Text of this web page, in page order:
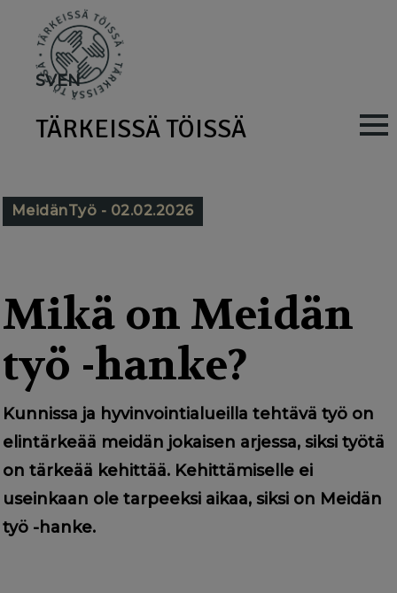
main
content
SVEN
TÄRKEISSÄ TÖISSÄ
a
v
g
a
t
i
MeidänTyö - 02.02.2026
Mikä on Meidän
työ -hanke?
Kunnissa ja hyvinvointialueilla tehtävä työ on
elintärkeää meidän jokaisen arjessa, siksi työtä
on tärkeää kehittää. Kehittämiselle ei
useinkaan ole tarpeeksi aikaa, siksi on Meidän
työ -hanke.